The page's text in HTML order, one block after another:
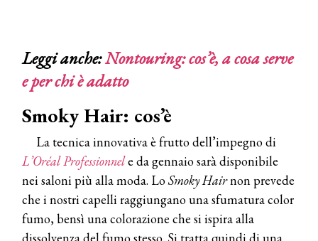
Leggi anche:Nontouring: cos’è, a cosa serve
e per chi è adatto
Smoky Hair: cos’è
La tecnica innovativa è frutto dell’impegno di
L’Oréal Professionnele da gennaio sarà disponibile
nei saloni più alla moda. LoSmoky Hairnon prevede
che i nostri capelli raggiungano una sfumatura color
fumo, bensì una colorazione che si ispira alla